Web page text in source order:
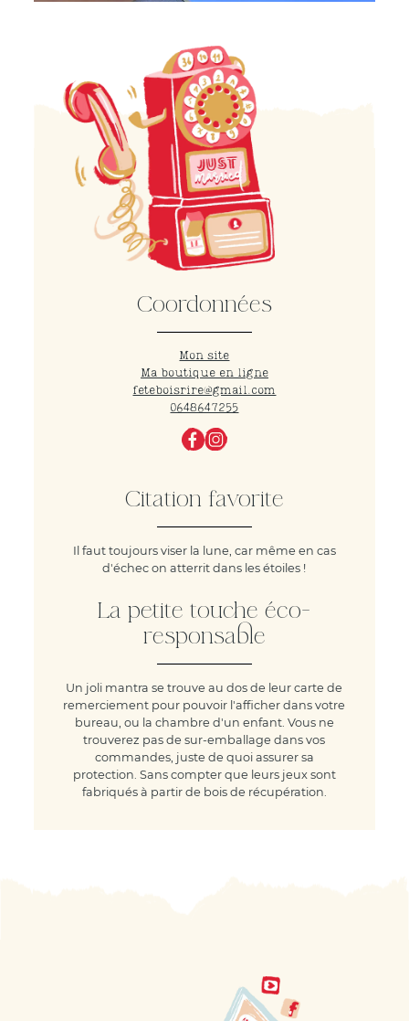
Coordonnées
Mon site
Ma boutique en ligne
feteboisrire@gmail.com
0648647255
Citation favorite
Il faut toujours viser la lune, car même en cas
d'échec on atterrit dans les étoiles !
La petite touche éco-
responsable
Un joli mantra se trouve au dos de leur carte de
remerciement pour pouvoir l'afficher dans votre
bureau, ou la chambre d'un enfant. Vous ne
trouverez pas de sur-emballage dans vos
commandes, juste de quoi assurer sa
protection. Sans compter que leurs jeux sont
fabriqués à partir de bois de récupération.